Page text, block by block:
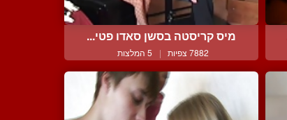
מיס קריסטה בסשן סאדו פטי...
7882 צפיות | 5 המלצות